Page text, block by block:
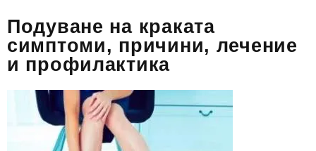
Подуване на краката
симптоми, причини, лечение
и профилактика